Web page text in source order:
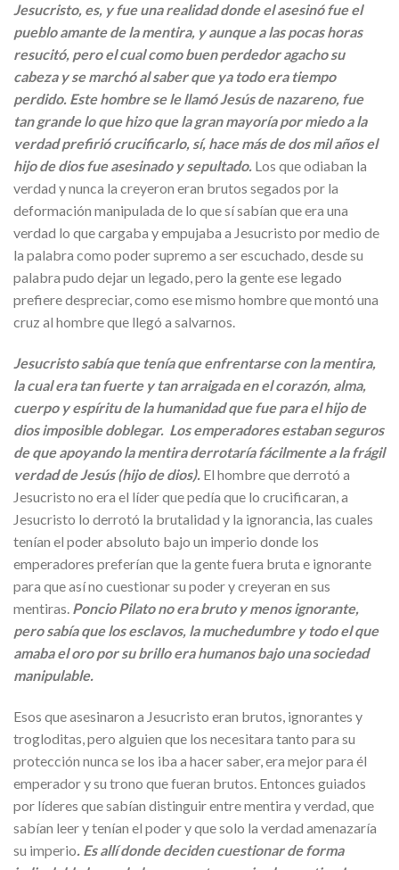
Jesucristo, es, y fue una realidad donde el asesinó fue el
pueblo amante de la mentira, y aunque a las pocas horas
resucitó, pero el cual como buen perdedor agacho su
cabeza y se marchó al saber que ya todo era tiempo
perdido. Este hombre se le llamó Jesús de nazareno, fue
tan grande lo que hizo que la gran mayoría por miedo a la
verdad prefirió crucificarlo, sí, hace más de dos mil años el
hijo de dios fue asesinado y sepultado. Los que odiaban la
verdad y nunca la creyeron eran brutos segados por la
deformación manipulada de lo que sí sabían que era una
verdad lo que cargaba y empujaba a Jesucristo por medio de
la palabra como poder supremo a ser escuchado, desde su
palabra pudo dejar un legado, pero la gente ese legado
prefiere despreciar, como ese mismo hombre que montó una
cruz al hombre que llegó a salvarnos.
Jesucristo sabía que tenía que enfrentarse con la mentira,
la cual era tan fuerte y tan arraigada en el corazón, alma,
cuerpo y espíritu de la humanidad que fue para el hijo de
dios imposible doblegar. Los emperadores estaban seguros
de que apoyando la mentira derrotaría fácilmente a la frágil
verdad de Jesús (hijo de dios). El hombre que derrotó a
Jesucristo no era el líder que pedía que lo crucificaran, a
Jesucristo lo derrotó la brutalidad y la ignorancia, las cuales
tenían el poder absoluto bajo un imperio donde los
emperadores preferían que la gente fuera bruta e ignorante
para que así no cuestionar su poder y creyeran en sus
mentiras. Poncio Pilato no era bruto y menos ignorante,
pero sabía que los esclavos, la muchedumbre y todo el que
amaba el oro por su brillo era humanos bajo una sociedad
manipulable.
Esos que asesinaron a Jesucristo eran brutos, ignorantes y
trogloditas, pero alguien que los necesitara tanto para su
protección nunca se los iba a hacer saber, era mejor para él
emperador y su trono que fueran brutos. Entonces guiados
por líderes que sabían distinguir entre mentira y verdad, que
sabían leer y tenían el poder y que solo la verdad amenazaría
su imperio. Es allí donde deciden cuestionar de forma